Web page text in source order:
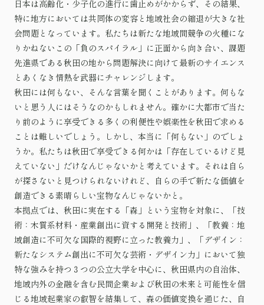
日本は高齢化・少子化の進行に歯止めがかからず、その結果、
特に地方においては共同体の変容と地域社会の縮退が大きな社
会問題となっています。私たちは新たな地域間競争の火種にな
りかねないこの「負のスパイラル」に正面から向き合い、課題
先進県である秋田の地から問題解決に向けて最新のサイエンス
とあくなき情熱を武器にチャレンジします。
秋田には何もない、そんな言葉を聞くことがあります。何もな
いと思う人にはそうなのかもしれません。確かに大都市で当た
り前のように享受できる多くの利便性や娯楽性を秋田で求める
ことは難しいでしょう。しかし、本当に「何もない」のでしょ
うか。私たちは秋田で享受できる何かは「存在しているけど見
えていない」だけなんじゃないかと考えています。それは自ら
が探さないと見つけられないけれど、自らの手で新たな価値を
創造できる素晴らしい宝物なんじゃないかと。
本拠点では、秋田に実在する「森」という宝物を対象に、「技
術：木質系材料・産業創出に資する開発と技術」、「教養：地
域創造に不可欠な国際的視野に立った教養力」、「デザイン：
新たなシステム創出に不可欠な芸術・デザイン力」において独
特な強みを持つ３つの公立大学を中心に、秋田県内の自治体、
地域内外の金融を含む民間企業および秋田の未来と可能性を信
じる地域起業家の叡智を結集して、森の価値変換を通じた、自